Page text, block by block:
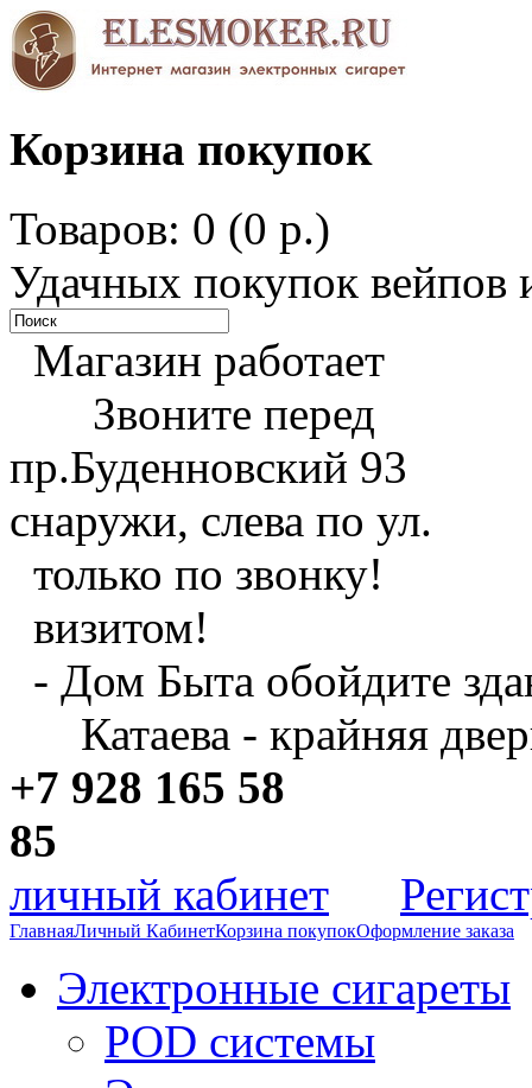
Корзина покупок
Товаров: 0 (0 р.)
Удачных покупок вейпов
Магазин работает
Звоните перед
пр.Буденновский 93
снаружи, слева по ул.
только по звонку!
визитом!
- Дом Быта обойдите
Катаева - крайняя
+7 928 165 58
личный кабинет
ГлавнаяЛичный КабинетКорзина покупокОформление заказа
Электронные сигареты
POD системы